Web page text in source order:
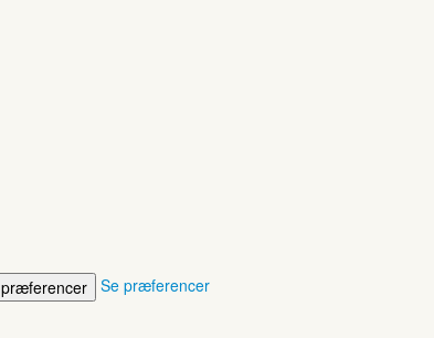
Se præferencer